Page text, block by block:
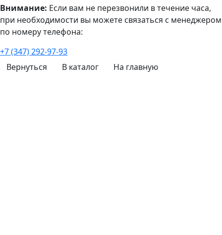
Внимание: Если вам не перезвонили в течение часа,
при необходимости вы можете связаться с менеджером
по номеру телефона:
+7 (347) 292-97-93
Вернуться
В каталог На главную